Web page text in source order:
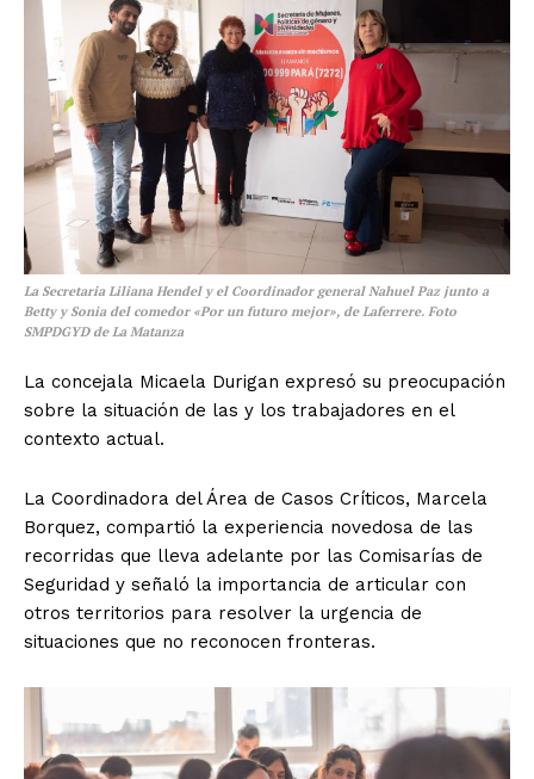
La Secretaria Liliana Hendel y el Coordinador general Nahuel Paz junto a
Betty y Sonia del comedor «Por un futuro mejor», de Laferrere. Foto
SMPDGYD de La Matanza
La concejala Micaela Durigan expresó su preocupación
sobre la situación de las y los trabajadores en el
contexto actual.
La Coordinadora del Área de Casos Críticos, Marcela
Borquez, compartió la experiencia novedosa de las
recorridas que lleva adelante por las Comisarías de
Seguridad y señaló la importancia de articular con
otros territorios para resolver la urgencia de
situaciones que no reconocen fronteras.